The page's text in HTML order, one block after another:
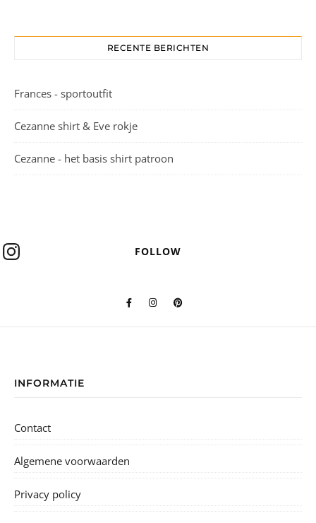
RECENTE BERICHTEN
Frances - sportoutfit
Cezanne shirt & Eve rokje
Cezanne - het basis shirt patroon
FOLLOW
INFORMATIE
Contact
Algemene voorwaarden
Privacy policy